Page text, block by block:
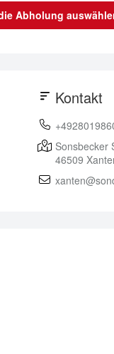
Abholung
Kontakt
Sonsbecker
46509